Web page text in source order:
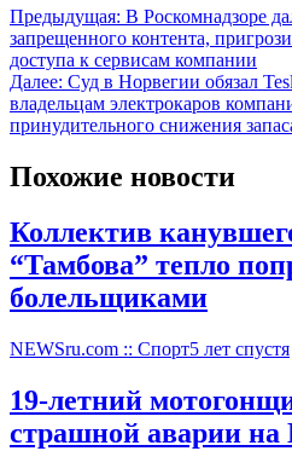
Предыдущая: В Роскомнадзоре
запрещенного контента,
доступа к сервисам компании
Далее: Суд в Норвегии обязал
владельцам электрокаров
принудительного снижения
Похожие новости
Коллектив
“Тамбова” тепло
болельщиками
NEWSru.com :: Спорт5 лет спустя
19-летний
страшной аварии